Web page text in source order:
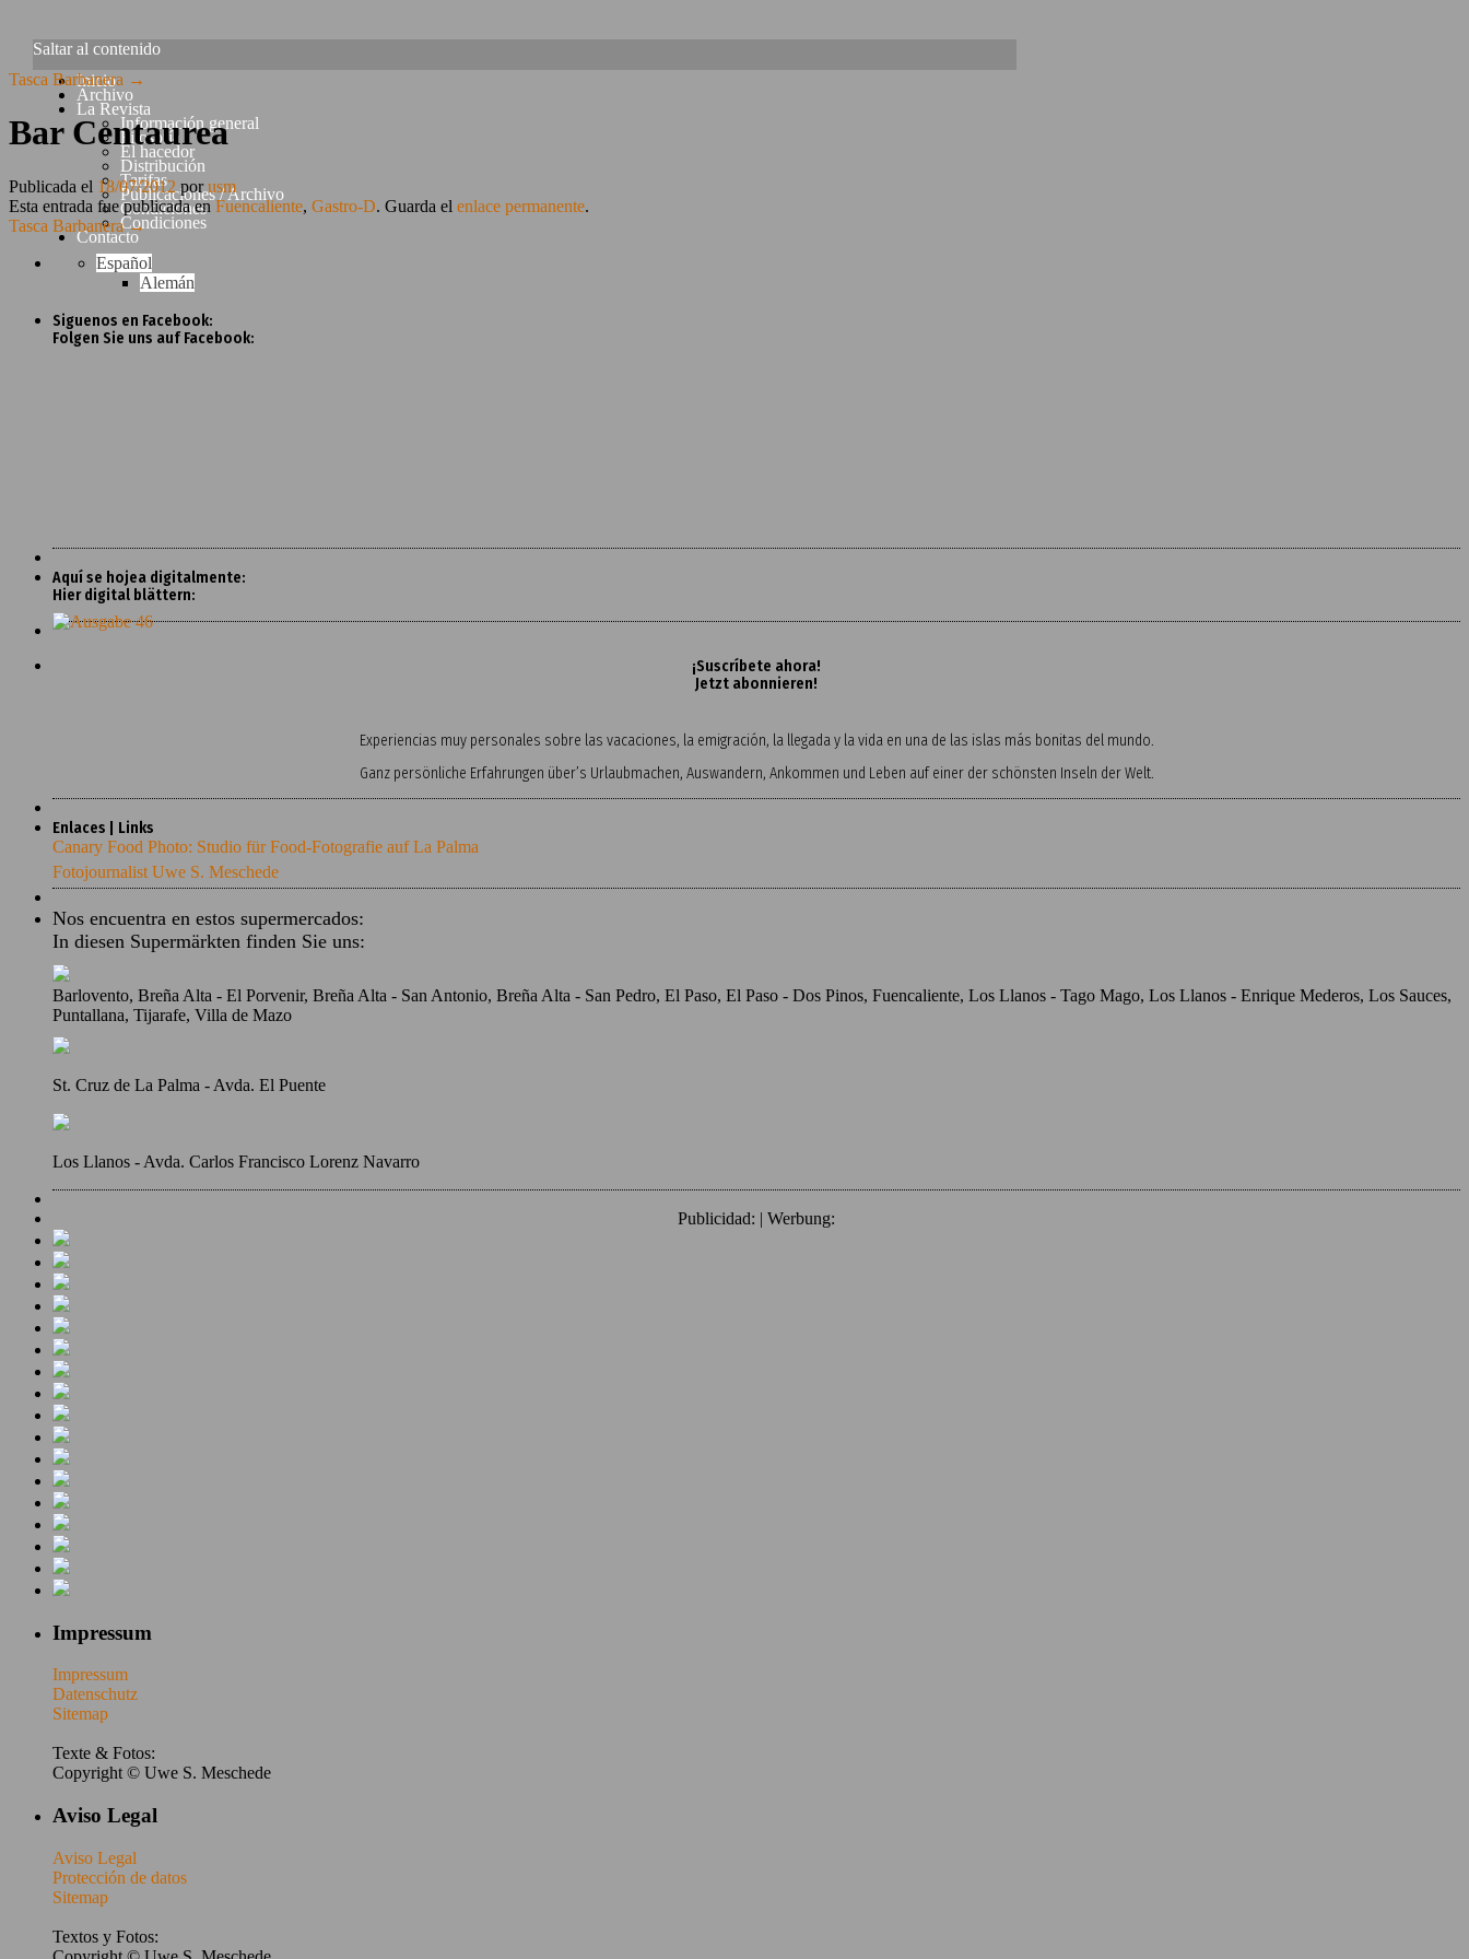
Saltar al contenido
Inicio
Archivo
La Revista
Información general
Filosofía
El hacedor
Distribución
Tarifas
Publicaciones / Archivo
Condiciones
Condiciones
Contacto
Tasca Barbanera →
Bar Centaurea
Publicada el 18/07/2012 por usm
Esta entrada fue publicada enFuencaliente, Gastro-D. Guarda el enlace permanente.
Tasca Barbanera→
Español
Alemán
Siguenos en Facebook:
Folgen Sie uns auf Facebook:
Aquí se hojea digitalmente:
Hier digital blättern:
¡Suscríbete ahora!
Jetzt abonnieren!
Experiencias muy personales sobre las vacaciones, la emigración, la llegada y la vida en una de las islas más bonitas del mundo.
Ganz persönliche Erfahrungen über’s Urlaubmachen, Auswandern, Ankommen und Leben auf einer der schönsten Inseln der Welt.
Enlaces | Links
Canary Food Photo: Studio für Food-Fotografie auf La Palma
Fotojournalist Uwe S. Meschede
Nos encuentra en estos supermercados:
In diesen Supermärkten finden Sie uns:
Barlovento, Breña Alta - El Porvenir, Breña Alta - San Antonio, Breña Alta - San Pedro, El Paso, El Paso - Dos Pinos, Fuencaliente, Los Llanos - Tago Mago, Los Llanos - Enrique Mederos, Los Sauces,
Puntallana, Tijarafe, Villa de Mazo
St. Cruz de La Palma - Avda. El Puente
Los Llanos - Avda. Carlos Francisco Lorenz Navarro
Publicidad: | Werbung:
Impressum
Impressum
Datenschutz
Sitemap
Texte & Fotos:
Copyright © Uwe S. Meschede
Aviso Legal
Aviso Legal
Protección de datos
Sitemap
Textos y Fotos: